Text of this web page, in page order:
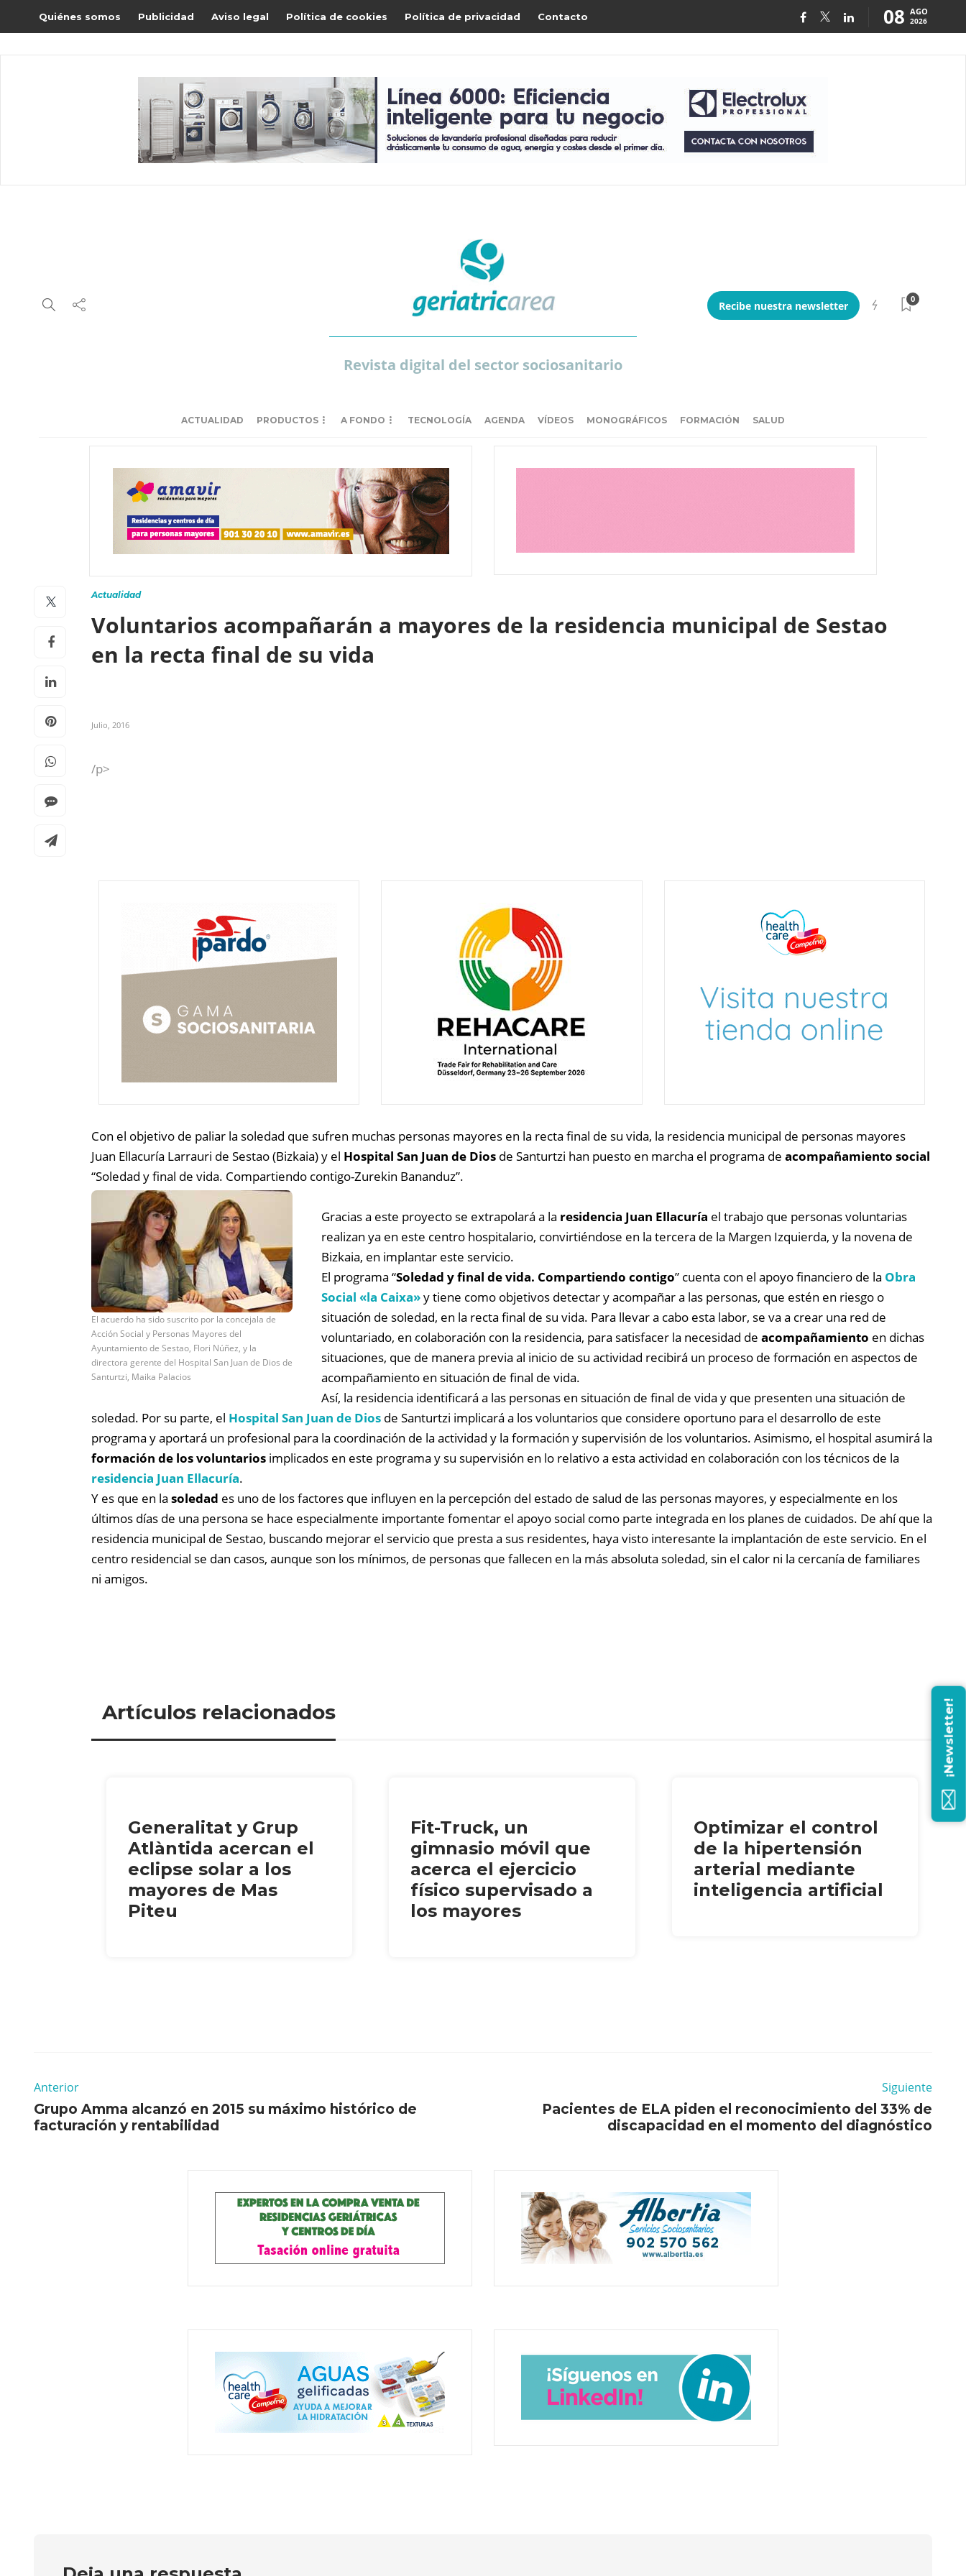
Quiénes somos Publicidad Aviso legal Política de cookies Política de privacidad Contacto 08 AGO
2026
Revista digital del sector sociosanitario
Recibe nuestra newsletter
0
ACTUALIDAD PRODUCTOS A FONDO TECNOLOGÍA AGENDA VÍDEOS MONOGRÁFICOS FORMACIÓN SALUD
Actualidad
Voluntarios acompañarán a mayores de la residencia municipal de Sestao
en la recta final de su vida
Julio, 2016
/p>
Con el objetivo de paliar la soledad que sufren muchas personas mayores en la recta final de su vida, la residencia municipal de personas mayores
Juan Ellacuría Larrauri de Sestao (Bizkaia) y el Hospital San Juan de Dios de Santurtzi han puesto en marcha el programa de acompañamiento social
“Soledad y final de vida. Compartiendo contigo-Zurekin Bananduz”.
El acuerdo ha sido suscrito por la concejala de
Acción Social y Personas Mayores del
Ayuntamiento de Sestao, Flori Núñez, y la
directora gerente del Hospital San Juan de Dios de
Santurtzi, Maika Palacios
Gracias a este proyecto se extrapolará a la residencia Juan Ellacuría el trabajo que personas voluntarias
realizan ya en este centro hospitalario, convirtiéndose en la tercera de la Margen Izquierda, y la novena de
Bizkaia, en implantar este servicio.
El programa “Soledad y final de vida. Compartiendo contigo” cuenta con el apoyo financiero de la Obra
Social «la Caixa»y tiene como objetivos detectar y acompañar a las personas, que estén en riesgo o
situación de soledad, en la recta final de su vida. Para llevar a cabo esta labor, se va a crear una red de
voluntariado, en colaboración con la residencia, para satisfacer la necesidad de acompañamiento en dichas
situaciones, que de manera previa al inicio de su actividad recibirá un proceso de formación en aspectos de
acompañamiento en situación de final de vida.
Así, la residencia identificará a las personas en situación de final de vida y que presenten una situación de
soledad. Por su parte, el Hospital San Juan de Dios de Santurtzi implicará a los voluntarios que considere oportuno para el desarrollo de este
programa y aportará un profesional para la coordinación de la actividad y la formación y supervisión de los voluntarios. Asimismo, el hospital asumirá la
formación de los voluntarios implicados en este programa y su supervisión en lo relativo a esta actividad en colaboración con los técnicos de la
residencia Juan Ellacuría.
Y es que en la soledad es uno de los factores que influyen en la percepción del estado de salud de las personas mayores, y especialmente en los
últimos días de una persona se hace especialmente importante fomentar el apoyo social como parte integrada en los planes de cuidados. De ahí que la
residencia municipal de Sestao, buscando mejorar el servicio que presta a sus residentes, haya visto interesante la implantación de este servicio. En el
centro residencial se dan casos, aunque son los mínimos, de personas que fallecen en la más absoluta soledad, sin el calor ni la cercanía de familiares
ni amigos.
Artículos relacionados
Generalitat y Grup
Atlàntida acercan el
eclipse solar a los
mayores de Mas
Piteu
Fit-Truck, un
gimnasio móvil que
acerca el ejercicio
físico supervisado a
los mayores
Optimizar el control
de la hipertensión
arterial mediante
inteligencia artificial
Anterior
Grupo Amma alcanzó en 2015 su máximo histórico de
facturación y rentabilidad
Siguiente
Pacientes de ELA piden el reconocimiento del 33% de
discapacidad en el momento del diagnóstico
¡Newsletter!